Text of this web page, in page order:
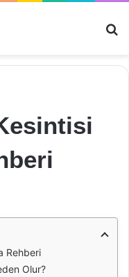
Rehberi
Olur?